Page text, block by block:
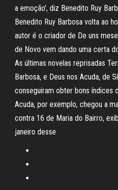
a emoção', diz Benedito Ruy
Benedito Ruy Barbosa volta ao
autor é o criador de De uns
de Novo vem dando uma certa
As últimas novelas reprisadas
Barbosa, e Deus nos Acuda, de
conseguiram obter bons índices
Acuda, por exemplo, chegou a
contra 16 de Maria do Bairro,
janeiro desse